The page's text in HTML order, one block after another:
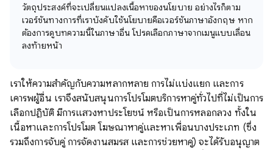
วัตถุประสงค์ที่จะเปลี่ยนแปลงเนื้อหาของนโยบาย อย่างไรก็ตาม
เวอร์ชันทางการที่เราบังคับใช้นโยบายคือเวอร์ชันภาษาอังกฤษ หาก
ต้องการดูบทความนี้ในภาษาอื่น โปรดเลือกภาษาจากเมนูแบบเลื่อน
ลงท้ายหน้า
เราให้ความสำคัญกับความหลากหลาย การไม่แบ่งแยก และการ
เคารพผู้อื่น เราจึงสนับสนุนการโปรโมตบริการหาคู่ทั่วไปที่ไม่เป็นการ
เลือกปฏิบัติ มีการแสวงหาประโยชน์ หรือเป็นการหลอกลวง ทั้งใน
เนื้อหาและการโปรโมต โฆษณาหาคู่และหาเพื่อนบางประเภท (ซึ่ง
รวมถึงการจับคู่ การจัดงานสมรส และการช่วยหาคู่) จะได้รับอนุญาต